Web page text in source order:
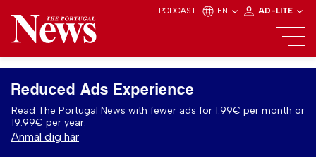
PODCAST EN AD-LITE
Reduced Ads Experience
Read The Portugal News with fewer ads for 1.99€ per month or
19.99€ per year.
Anmäl dig här